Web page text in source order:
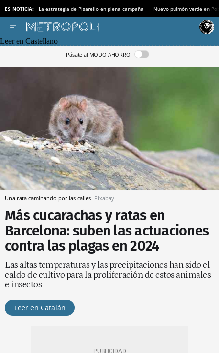
ES NOTICIA: La estrategia de Pisarello en plena campaña Nuevo pulmón verde en
Leer en Castellano
Pásate al MODO AHORRO
Una rata caminando por las calles Pixabay
Más cucarachas y ratas en
Barcelona: suben las actuaciones
contra las plagas en 2024
Las altas temperaturas y las precipitaciones han sido el
caldo de cultivo para la proliferación de estos animales
e insectos
Leer en Catalán